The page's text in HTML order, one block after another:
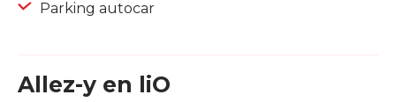
Parking autocar
Allez-y en liO